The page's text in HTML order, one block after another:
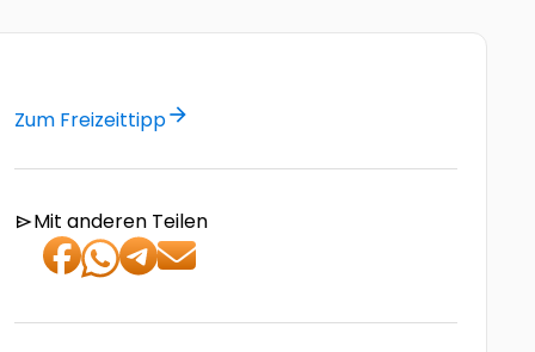
Zum Freizeittipparrow_forward
sendMit anderen Teilen